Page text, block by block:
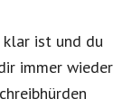
klar ist und du
immer wieder